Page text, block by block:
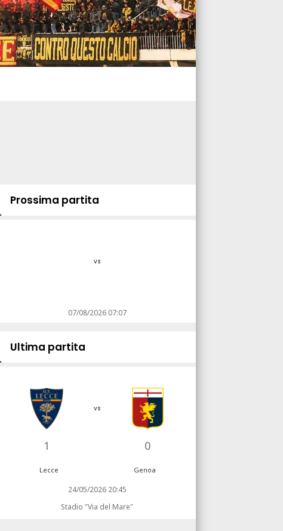
Prossima partita
vs
07/08/2026 07:07
Ultima partita
1
vs
0
Lecce Genoa
24/05/2026 20:45
Stadio "Via del Mare"